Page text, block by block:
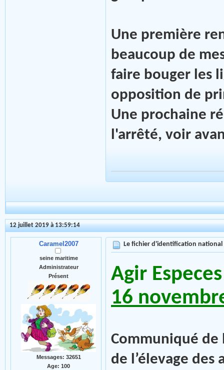
Une première
beaucoup de
faire bouger les
opposition de
Une prochaine
l'arrêté, voir
12 juillet 2019 à 13:59:14
Caramel2007
seine maritime
Administrateur
Présent
Messages: 32651
Age: 100
Le fichier d'identification national
Agir Especes
16
Communiqué de
de l’élevage